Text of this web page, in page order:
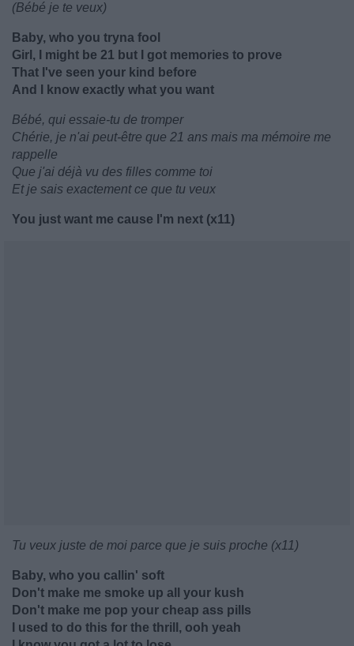
(Bébé je te veux)
Baby, who you tryna fool
Girl, I might be 21 but I got memories to prove
That I've seen your kind before
And I know exactly what you want
Bébé, qui essaie-tu de tromper
Chérie, je n'ai peut-être que 21 ans mais ma mémoire me
rappelle
Que j'ai déjà vu des filles comme toi
Et je sais exactement ce que tu veux
You just want me cause I'm next (x11)
Tu veux juste de moi parce que je suis proche (x11)
Baby, who you callin' soft
Don't make me smoke up all your kush
Don't make me pop your cheap ass pills
I used to do this for the thrill, ooh yeah